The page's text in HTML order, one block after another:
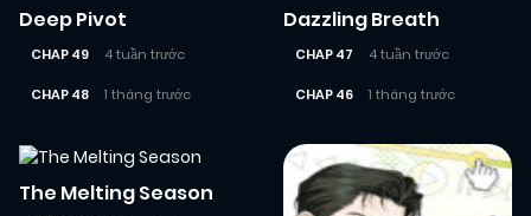
Deep Pivot
CHAP 49 4 tuần trước
CHAP 48 1 tháng trước
Dazzling Breath
CHAP 47 4 tuần trước
CHAP 46 1 tháng trước
The Melting Season